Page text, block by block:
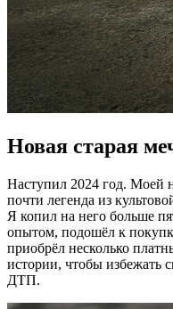
Новая старая
Наступил 2024 год. Моей
почти легенда из
Я копил на него больше
опытом, подошёл к
приобрёл несколько
истории, чтобы избежать
ДТП.